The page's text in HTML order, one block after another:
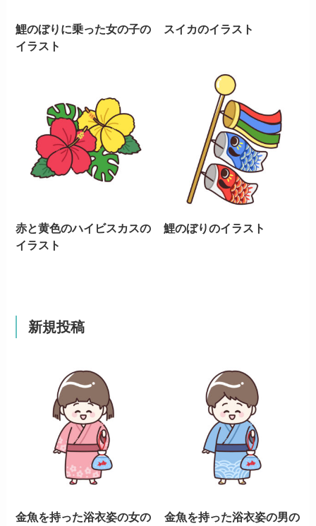
鯉のぼりに乗った女の子の
イラスト
スイカのイラスト
赤と黄色のハイビスカスの
イラスト
鯉のぼりのイラスト
新規投稿
金魚を持った浴衣姿の女の
金魚を持った浴衣姿の男の